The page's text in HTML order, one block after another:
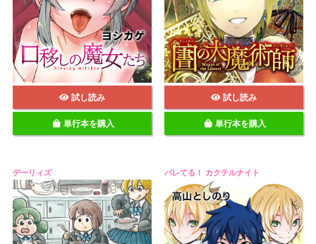
試し読み
単行本を購入
試し読み
単行本を購入
デーリィズ バレてる！ カクテルナイト